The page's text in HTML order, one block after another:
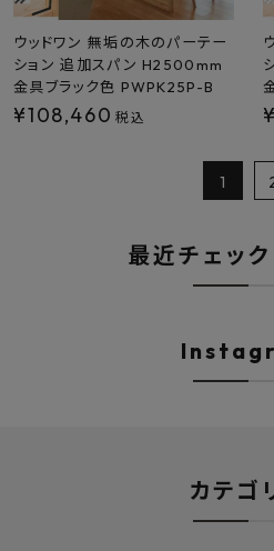
ウッドワン 無垢の木のパーテー
ション 追加スパン H2500mm
金具ブラック色 PWPK25P-B
¥108,460 税込
1
最近チェッ
カテゴ